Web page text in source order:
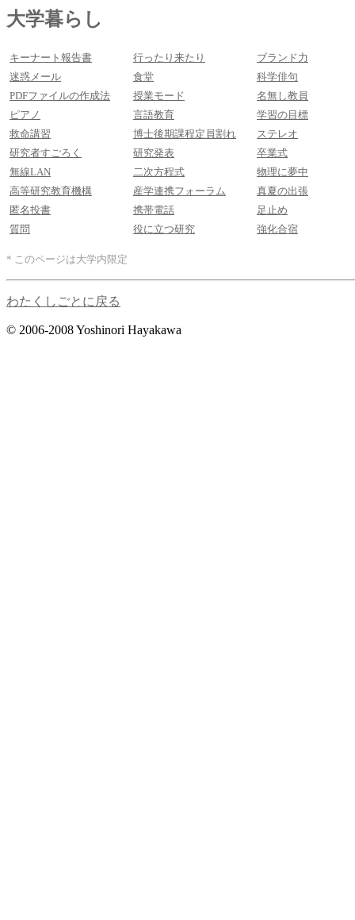
大学暮らし
キーナート報告書 行ったり来たり
ブランド力
迷惑メール
食堂
科学俳句
PDFファイルの作成法
授業モード
名無し教員
ピアノ
言語教育
学習の目標
救命講習
博士後期課程定員割れ
ステレオ
研究者すごろく
研究発表
卒業式
無線LAN
二次方程式
物理に夢中
高等研究教育機構
産学連携フォーラム
真夏の出張
匿名投書
携帯電話
足止め
質問
役に立つ研究 強化合宿
* このページは大学内限定
わたくしごとに戻る
© 2006-2008 Yoshinori Hayakawa